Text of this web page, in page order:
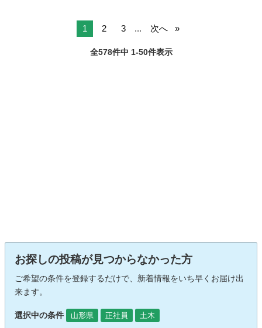
1 2 3 ... 次へ
全578件中 1-50件表示
お探しの投稿が見つからなかった方
ご希望の条件を登録するだけで、新着情報をいち早くお届け出
来ます。
選択中の条件 山形県 正社員 土木